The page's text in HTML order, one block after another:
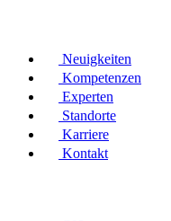
Neuigkeiten
Kompetenzen
Experten
Standorte
Karriere
Kontakt